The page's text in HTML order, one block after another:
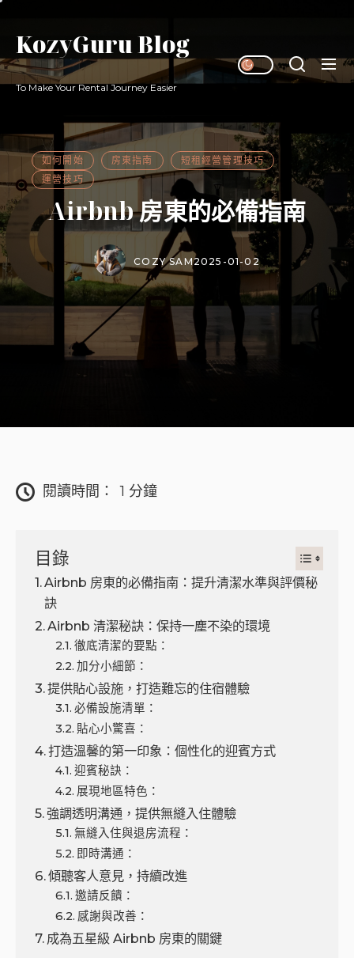
the
content
如何開始 房東指南
短租經營管理技巧
運營技巧
Airbnb 房東的必備指南
COZY SAM2025-01-02
KozyGuru Blog
To Make Your Rental Journey Easier
閱讀時間： 1 分鐘
目錄
Airbnb 房東的必備指南：提升清潔水準與評價秘
訣
Airbnb 清潔秘訣：保持一塵不染的環境
徹底清潔的要點：
加分小細節：
提供貼心設施，打造難忘的住宿體驗
必備設施清單：
貼心小驚喜：
打造溫馨的第一印象：個性化的迎賓方式
迎賓秘訣：
展現地區特色：
強調透明溝通，提供無縫入住體驗
無縫入住與退房流程：
即時溝通：
傾聽客人意見，持續改進
邀請反饋：
感謝與改善：
成為五星級 Airbnb 房東的關鍵